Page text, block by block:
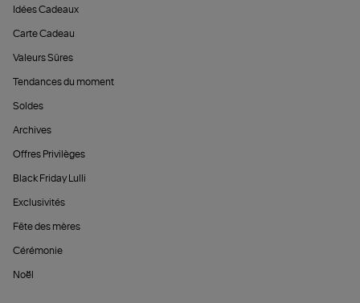
Idées Cadeaux
Carte Cadeau
Valeurs Sûres
Tendances du moment
Soldes
Archives
Offres Privilèges
Black Friday Lulli
Exclusivités
Fête des mères
Cérémonie
Noël